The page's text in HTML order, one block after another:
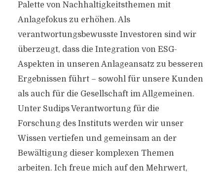
Palette von Nachhaltigkeitsthemen mit
Anlagefokus zu erhöhen. Als
verantwortungsbewusste Investoren sind wir
überzeugt, dass die Integration von ESG-
Aspekten in unseren Anlageansatz zu besseren
Ergebnissen führt – sowohl für unsere Kunden
als auch für die Gesellschaft im Allgemeinen.
Unter Sudips Verantwortung für die
Forschung des Instituts werden wir unser
Wissen vertiefen und gemeinsam an der
Bewältigung dieser komplexen Themen
arbeiten. Ich freue mich auf den Mehrwert,